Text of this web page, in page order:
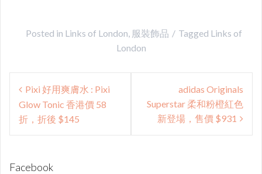
Posted in Links of London, 服裝飾品 Tagged Links of
London
Post
navigation
Pixi 好用爽膚水 : Pixi
Glow Tonic 香港價 58
折，折後 $145
adidas Originals
Superstar 柔和粉橙紅色
新登場，售價 $931
Facebook